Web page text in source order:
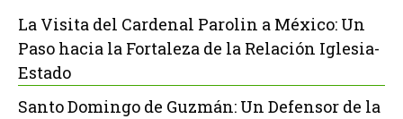
La Visita del Cardenal Parolin a México: Un
Paso hacia la Fortaleza de la Relación Iglesia-
Estado
Santo Domingo de Guzmán: Un Defensor de la